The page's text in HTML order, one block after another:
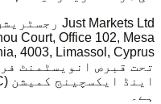
Court, Office 102, Mesa
تحت قبرص انویسٹمنٹ
ہے۔